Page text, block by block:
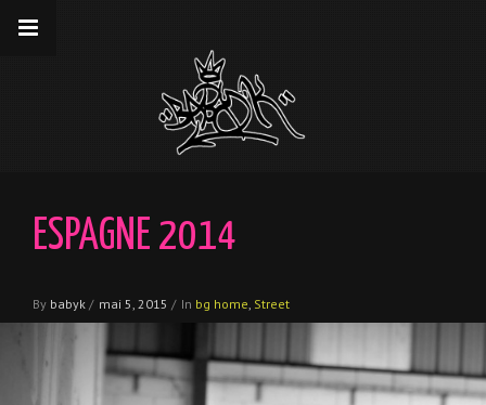
__gaTracker('send','pageview');
ESPAGNE 2014
By babyk / mai 5, 2015 / In bg home Street